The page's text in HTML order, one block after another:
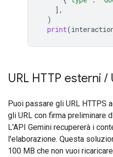
],
)
print(
URL HTTP esterni /
Puoi passare gli URL HTTPS
gli URL con firma preliminare
L'API Gemini recupererà i
l'elaborazione. Questa
100 MB che non vuoi